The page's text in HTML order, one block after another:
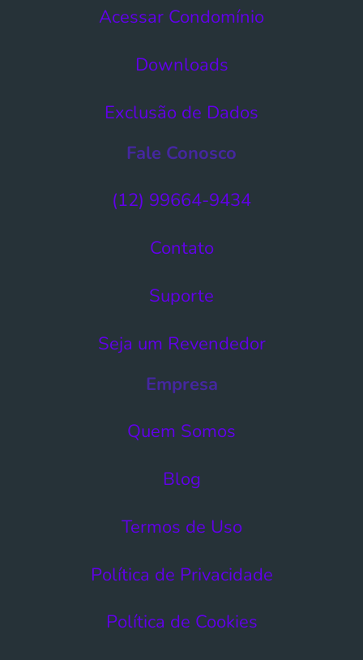
Acessar Condomínio​
Downloads
Exclusão de Dados​
Fale Conosco
(12) 99664-9434
Contato
Suporte
Seja um Revendedor
Empresa
Quem Somos
Blog
Termos de Uso​
Política de Privacidade
Política de Cookies